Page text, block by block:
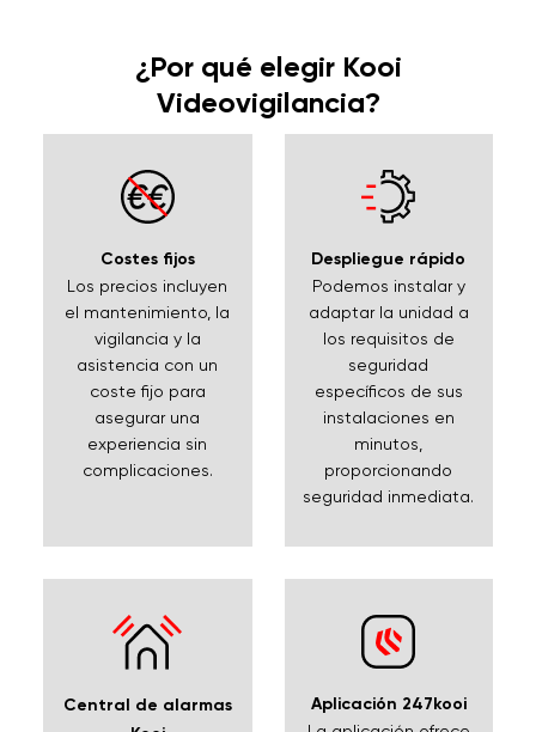
¿Por qué elegir Kooi
Videovigilancia?
Costes fijos
Los precios incluyen
el mantenimiento, la
vigilancia y la
asistencia con un
coste fijo para
asegurar una
experiencia sin
complicaciones.
Despliegue rápido
Podemos instalar y
adaptar la unidad a
los requisitos de
seguridad
específicos de sus
instalaciones en
minutos,
proporcionando
seguridad inmediata.
Central de alarmas
Aplicación 247kooi